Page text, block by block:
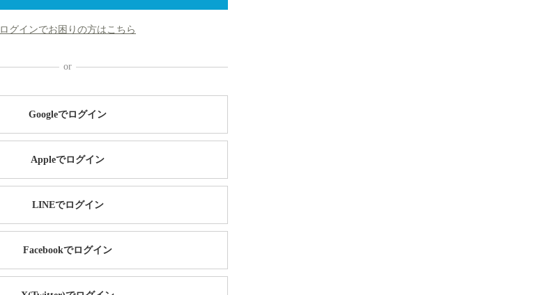
ログインでお困りの方はこちら
Googleでログイン
Appleでログイン
LINEでログイン
Facebookでログイン